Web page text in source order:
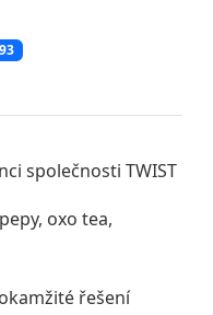
společnosti TWIST
oxo tea,
řešení